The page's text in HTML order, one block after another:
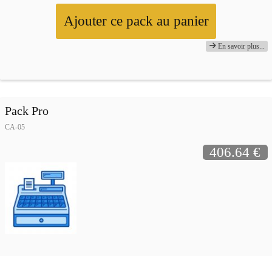
Ajouter ce pack au panier
En savoir plus...
Pack Pro
CA-05
406.64 €